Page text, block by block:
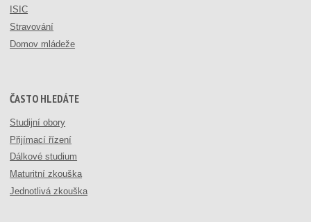
ISIC
Stravování
Domov mládeže
ČASTO HLEDÁTE
Studijní obory
Přijímací řízení
Dálkové studium
Maturitní zkouška
Jednotlivá zkouška